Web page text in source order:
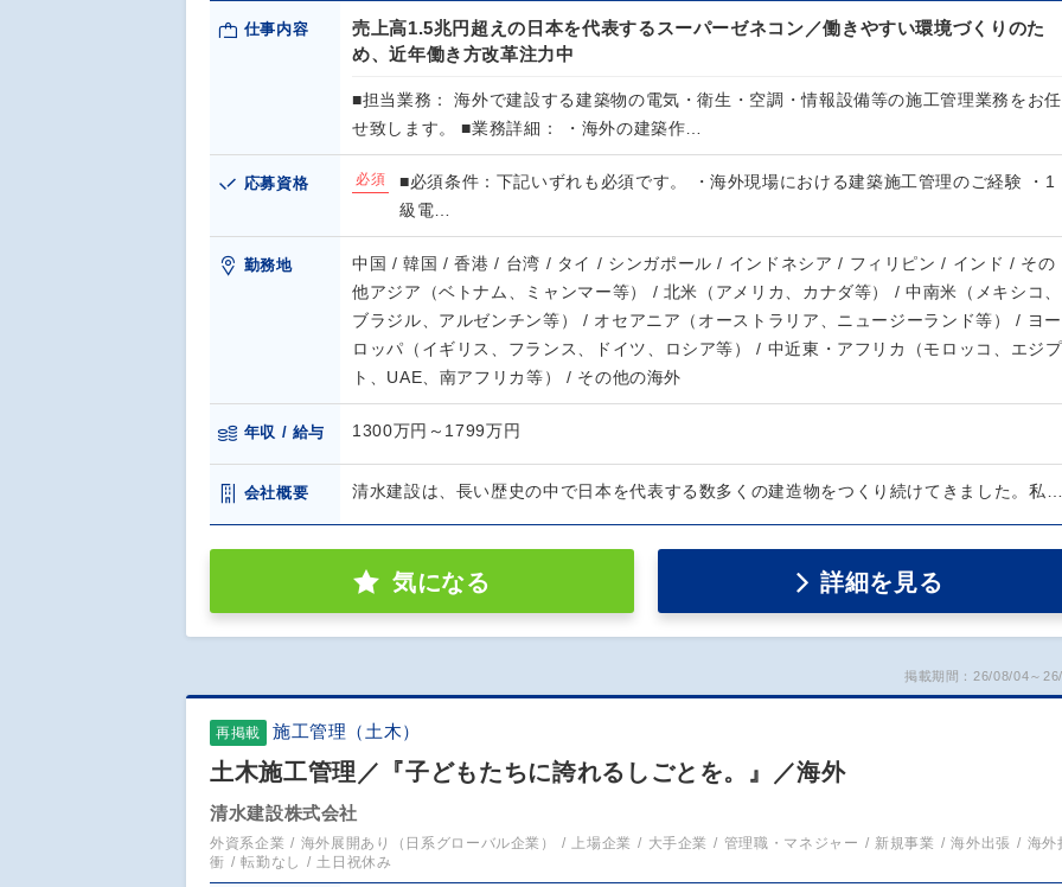
仕事内容
売上高1.5兆円超えの日本を代表するスーパーゼネコン／働きやすい環境づくりのた
め、近年働き方改革注力中
■担当業務： 海外で建設する建築物の電気・衛生・空調・情報設備等の施工管理業務をお任
せ致します。 ■業務詳細： ・海外の建築作…
応募資格 必須
■必須条件：下記いずれも必須です。 ・海外現場における建築施工管理のご経験 ・1
級電…
勤務地
中国 / 韓国 / 香港 / 台湾 / タイ / シンガポール / インドネシア / フィリピン / インド / その
他アジア（ベトナム、ミャンマー等） / 北米（アメリカ、カナダ等） / 中南米（メキシコ、
ブラジル、アルゼンチン等） / オセアニア（オーストラリア、ニュージーランド等） / ヨー
ロッパ（イギリス、フランス、ドイツ、ロシア等） / 中近東・アフリカ（モロッコ、エジプ
ト、UAE、南アフリカ等） / その他の海外
年収 / 給与 1300万円～1799万円
会社概要 清水建設は、長い歴史の中で日本を代表する数多くの建造物をつくり続けてきました。私
気になる 詳細を見る
掲載期間：26/08/04～
再掲載 施工管理（土木）
土木施工管理／『子どもたちに誇れるしごとを。』／海外
清水建設株式会社
外資系企業 海外展開あり（日系グローバル企業） 上場企業 大手企業 管理職・マネジャー 新規事業 海外出張
海外
衝
転勤なし 土日祝休み